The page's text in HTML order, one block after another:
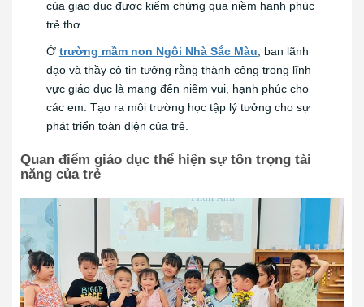
của giáo dục được kiểm chứng qua niềm hạnh phúc
trẻ thơ.
Ở trường mầm non Ngôi Nhà Sắc Màu , ban lãnh
đạo và thầy cô tin tưởng rằng thành công trong lĩnh
vực giáo dục là mang đến niềm vui, hạnh phúc cho
các em. Tạo ra môi trường học tập lý tưởng cho sự
phát triển toàn diện của trẻ.
Quan điểm giáo dục thể hiện sự tôn trọng tài
năng của trẻ